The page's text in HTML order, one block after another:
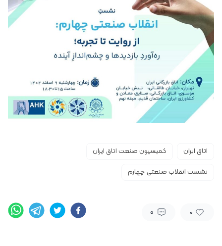
اتاق ایران
کمیسیون صنعت اتاق ایران
نشست انقلاب صنعتی چهارم
0
0